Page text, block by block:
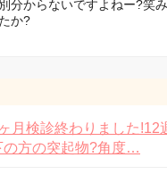
分からないですよねー?笑
か?
月検診終わりました!12
の方の突起物?角度…